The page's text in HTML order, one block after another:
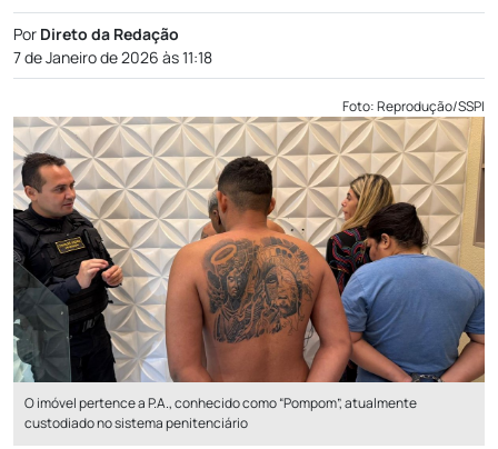
Por Direto da Redação
7 de Janeiro de 2026 às 11:18
Foto: Reprodução/SSPI
O imóvel pertence a P.A., conhecido como “Pompom”, atualmente
custodiado no sistema penitenciário